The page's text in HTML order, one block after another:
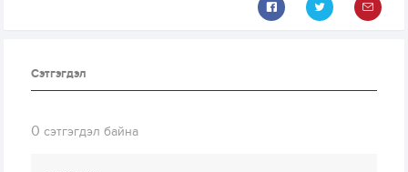
Сэтгэгдэл
0 сэтгэгдэл байна